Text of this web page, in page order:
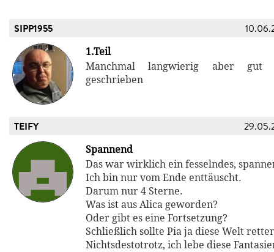
SIPP1955
1.Teil
Manchmal langwierig aber gut
geschrieben
TEIFY
Spannend
Das war wirklich ein fesselndes,
Ich bin nur vom Ende enttäuscht.
Darum nur 4 Sterne.
Was ist aus Alica geworden?
Oder gibt es eine Fortsetzung?
Schließlich sollte Pia ja diese Welt
Nichtsdestotrotz, ich lebe diese